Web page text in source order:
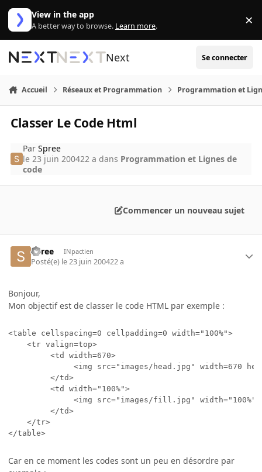
Aller au contenu
View in the app
A better way to browse. Learn more. ×
Next Se connecter
Accueil Réseaux et Programmation Programmation et
Classer Le Code Html
ParSpree
le 23 juin 200422 a dans Programmation et Lignes de
code
Commencer un nouveau sujet
Spree INpactien
Posté(e) le 23 juin 200422 a
Bonjour,
Mon objectif est de classer le code HTML par exemple :
<table cellspacing=0 cellpadding=0 width="100%">
<tr valign=top>
<td width=670>
<img src="images/head.jpg" width=670
</td>
<td width="100%">
<img src="images/fill.jpg" width="100%"
</td>
</tr>
Car en ce moment les codes sont un peu en désordre par